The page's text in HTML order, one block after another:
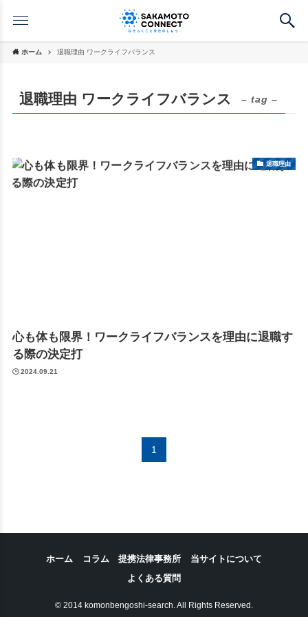
ホーム 退職理由 ワークライフバランス
退職理由 ワークライフバランス – tag –
退職理由
心も体も限界！ワークライフバランスを理由に退職す
る際の決定打
2024.09.21
1
ホーム コラム 提携法律事務所
当サイトについて
よくある質問
© 2014 komonbengoshi-search. All Rights Reserved.